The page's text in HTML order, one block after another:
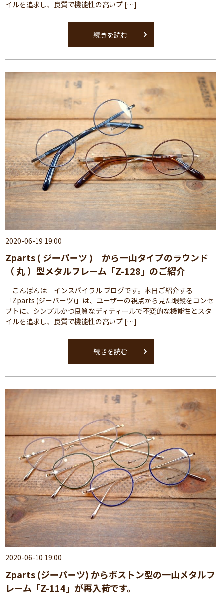
イルを追求し、良質で機能性の高いプ […]
続きを読む
2020-06-19 19:00
Zparts ( ジーパーツ ) から一山タイプのラウンド
（ 丸 ）型メタルフレーム「Z-128」のご紹介
こんばんは インスパイラル ブログです。本日ご紹介する
「Zparts (ジーパーツ)」は、ユーザーの視点から見た眼鏡をコンセ
プトに、シンプルかつ良質なディティールで不変的な機能性とスタ
イルを追求し、良質で機能性の高いプ […]
続きを読む
2020-06-10 19:00
Zparts (ジーパーツ) からボストン型の一山メタルフ
レーム「Z-114」が再入荷です。